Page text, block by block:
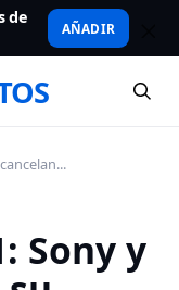
de
AÑADIR
Sony y